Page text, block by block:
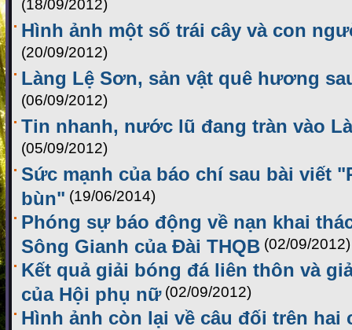
(18/09/2012)
Hình ảnh một số trái cây và con
(20/09/2012)
Làng Lệ Sơn, sản vật quê hương
(06/09/2012)
Tin nhanh, nước lũ đang tràn vào
(05/09/2012)
Sức mạnh của báo chí sau bài viết
bùn" (19/06/2014)
Phóng sự báo động về nạn khai
Sông Gianh của Đài THQB (02/09/2012)
Kết quả giải bóng đá liên thôn và
của Hội phụ nữ (02/09/2012)
Hình ảnh còn lại về câu đối trên hai